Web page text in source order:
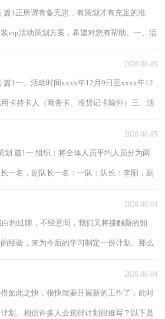
篇1正所谓有备无患，有策划才有充足的准
vip活动策划方案，希望对您有帮助。一、活
2026-08-05
篇1一、活动时间xxxx年12月9日至xxxx年12
卡持卡人（商务卡、准贷记卡除外）三、活
2026-08-05
划 篇1一.组织：将全体人员平均人员分为两
一名，副队长一名：一队：队长：李阳，副
2026-08-04
驹过隙，不经意间，我们又将接触新的知
经验，来为今后的学习制定一份计划。那么
2026-08-04
得如此之快，很快就要开展新的工作了，此时
划。相信许多人会觉得计划很难写？以下是